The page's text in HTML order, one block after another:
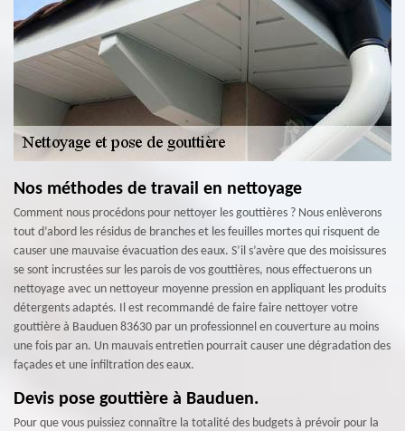
Nos méthodes de travail en nettoyage
Comment nous procédons pour nettoyer les gouttières ? Nous enlèverons
tout d’abord les résidus de branches et les feuilles mortes qui risquent de
causer une mauvaise évacuation des eaux. S’il s’avère que des moisissures
se sont incrustées sur les parois de vos gouttières, nous effectuerons un
nettoyage avec un nettoyeur moyenne pression en appliquant les produits
détergents adaptés. Il est recommandé de faire faire nettoyer votre
gouttière à Bauduen 83630 par un professionnel en couverture au moins
une fois par an. Un mauvais entretien pourrait causer une dégradation des
façades et une infiltration des eaux.
Devis pose gouttière à Bauduen.
Pour que vous puissiez connaître la totalité des budgets à prévoir pour la